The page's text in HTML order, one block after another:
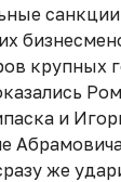
крупных
и
же